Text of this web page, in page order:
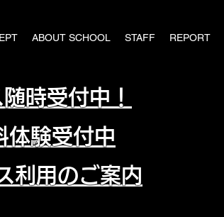
ABOUT SCHOOL STAFF REPORT
時受付中！
体験受付中
利用のご案内